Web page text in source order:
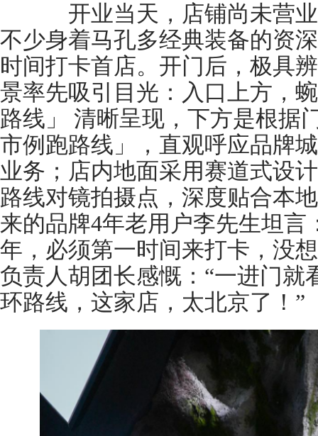
开业当天，店铺尚未营业
不少身着马孔多经典装备的资
时间打卡首店。开门后，极具
景率先吸引目光：入口上方，
路线」 清晰呈现，下方是根据
市例跑路线」，直观呼应品牌
业务；店内地面采用赛道式设
路线对镜拍摄点，深度贴合本
来的品牌4年老用户李先生坦言
年，必须第一时间来打卡，没
负责人胡团长感慨：“一进门就
环路线，这家店，太北京了！”